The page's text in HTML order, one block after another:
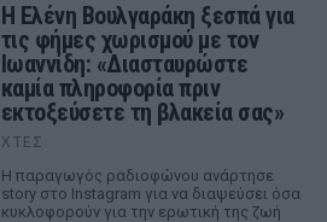
Η Ελένη Βουλγαράκη ξεσπά για
τις φήμες χωρισμού με τον
Ιωαννίδη: «Διασταυρώστε
καμία πληροφορία πριν
εκτοξεύσετε τη βλακεία σας»
ΧΤΕΣ
Η παραγωγός ραδιοφώνου ανάρτησε
story στο Instagram για να διαψεύσει όσα
κυκλοφορούν για την ερωτική της ζωή